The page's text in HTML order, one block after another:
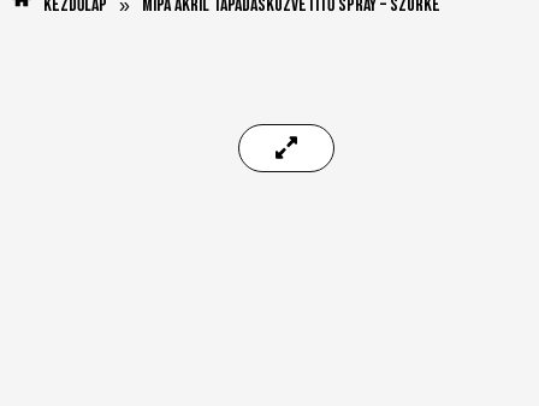
Kezdőlap » Mipa Akril Tapadásközvetítő spray – szürke